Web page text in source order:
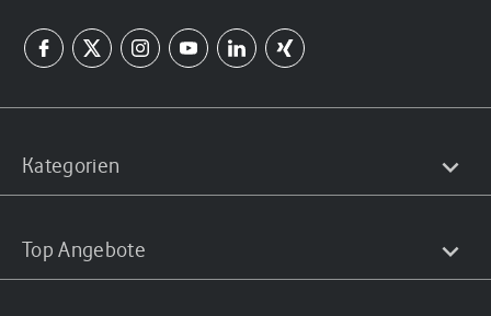
Kategorien
Top Angebote